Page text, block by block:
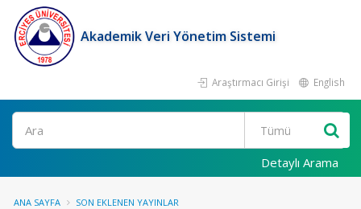
Akademik Veri Yönetim Sistemi
Araştırmacı Girişi English
Ara
Detaylı Arama
ANA SAYFA SON EKLENEN YAYINLAR